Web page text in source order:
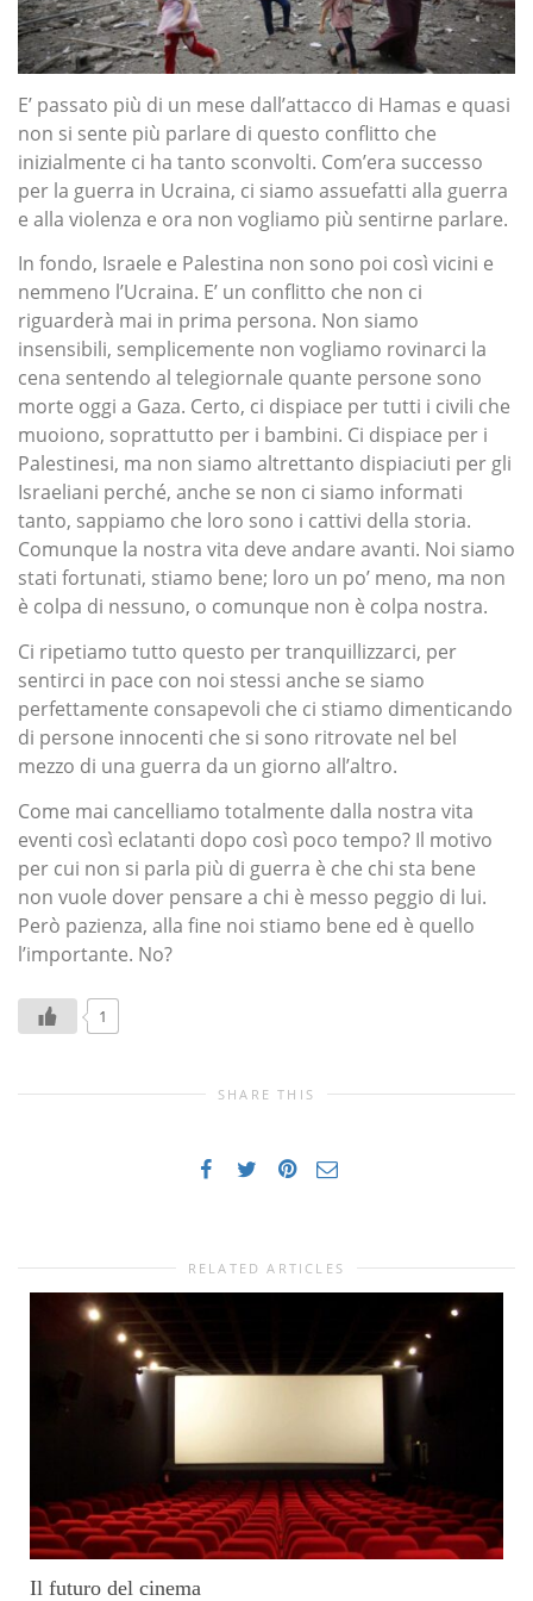
E’ passato più di un mese dall’attacco di Hamas e quasi
non si sente più parlare di questo conflitto che
inizialmente ci ha tanto sconvolti. Com’era successo
per la guerra in Ucraina, ci siamo assuefatti alla guerra
e alla violenza e ora non vogliamo più sentirne parlare.
In fondo, Israele e Palestina non sono poi così vicini e
nemmeno l’Ucraina. E’ un conflitto che non ci
riguarderà mai in prima persona. Non siamo
insensibili, semplicemente non vogliamo rovinarci la
cena sentendo al telegiornale quante persone sono
morte oggi a Gaza. Certo, ci dispiace per tutti i civili che
muoiono, soprattutto per i bambini. Ci dispiace per i
Palestinesi, ma non siamo altrettanto dispiaciuti per gli
Israeliani perché, anche se non ci siamo informati
tanto, sappiamo che loro sono i cattivi della storia.
Comunque la nostra vita deve andare avanti. Noi siamo
stati fortunati, stiamo bene; loro un po’ meno, ma non
è colpa di nessuno, o comunque non è colpa nostra.
Ci ripetiamo tutto questo per tranquillizzarci, per
sentirci in pace con noi stessi anche se siamo
perfettamente consapevoli che ci stiamo dimenticando
di persone innocenti che si sono ritrovate nel bel
mezzo di una guerra da un giorno all’altro.
Come mai cancelliamo totalmente dalla nostra vita
eventi così eclatanti dopo così poco tempo? Il motivo
per cui non si parla più di guerra è che chi sta bene
non vuole dover pensare a chi è messo peggio di lui.
Però pazienza, alla fine noi stiamo bene ed è quello
l’importante. No?
1
SHARE THIS
RELATED ARTICLES
Il futuro del cinema